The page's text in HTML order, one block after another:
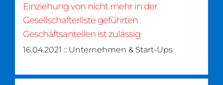
Einziehung von nicht mehr in der
Gesellschafterliste geführten
Geschäftsanteilen ist zulässig
16.04.2021 :: Unternehmen & Start-Ups